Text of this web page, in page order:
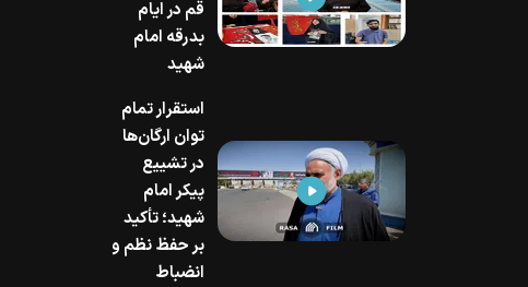
قم در ایام
بدرقه امام
شهید
استقرار تمام
توان ارگان‌ها
در تشییع
پیکر امام
شهید؛ تأکید
بر حفظ نظم و
انضباط